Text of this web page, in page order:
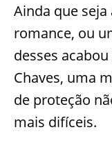
Ainda que
romance, ou
desses
Chaves, uma
de proteção
mais difíceis.